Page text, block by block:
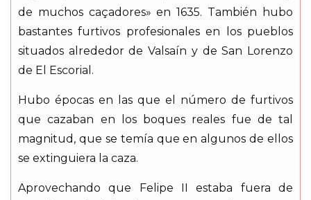
de muchos caçadores» en 1635. También hubo
bastantes furtivos profesionales en los pueblos
situados alrededor de Valsaín y de San Lorenzo
de El Escorial.
Hubo épocas en las que el número de furtivos
que cazaban en los boques reales fue de tal
magnitud, que se temía que en algunos de ellos
se extinguiera la caza.
Aprovechando que Felipe II estaba fuera de